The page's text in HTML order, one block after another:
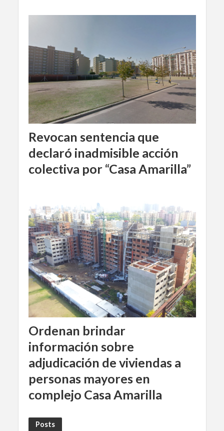
Revocan sentencia que
declaró inadmisible acción
colectiva por “Casa Amarilla”
Ordenan brindar
información sobre
adjudicación de viviendas a
personas mayores en
complejo Casa Amarilla
Posts